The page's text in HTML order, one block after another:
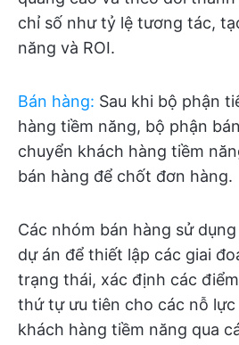
chỉ số như tỷ lệ tương tác,
năng và ROI.
Bán hàng: Sau khi bộ phận
hàng tiềm năng, bộ phận
chuyển khách hàng tiềm
bán hàng để chốt đơn hàng.
Các nhóm bán hàng sử
dự án để thiết lập các giai
trạng thái, xác định các
thứ tự ưu tiên cho các nỗ
khách hàng tiềm năng qua